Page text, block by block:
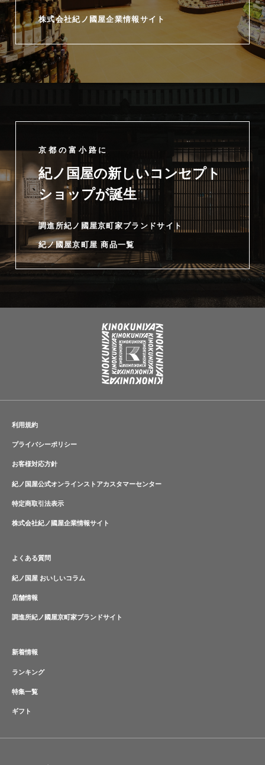
株式会社紀ノ國屋企業情報サイト
京都の富小路に
紀ノ国屋の新しいコンセプト
ショップが誕生
調進所紀ノ國屋京町家ブランドサイト
紀ノ國屋京町屋 商品一覧
利用規約
プライバシーポリシー
お客様対応方針
紀ノ国屋公式オンラインストアカスタマーセンター
特定商取引法表示
株式会社紀ノ國屋企業情報サイト
よくある質問
紀ノ国屋 おいしいコラム
店舗情報
調進所紀ノ國屋京町家ブランドサイト
新着情報
ランキング
特集一覧
ギフト